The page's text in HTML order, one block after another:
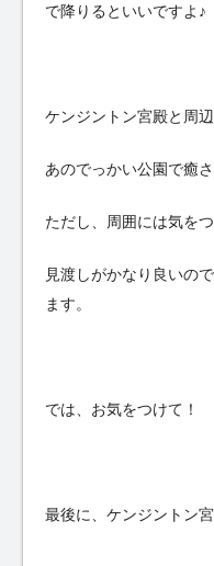
で降りるといいですよ♪
ケンジントン宮殿と周
あのでっかい公園で癒
ただし、周囲には気を
見渡しがかなり良いの
ます。
では、お気をつけて！
最後に、ケンジントン